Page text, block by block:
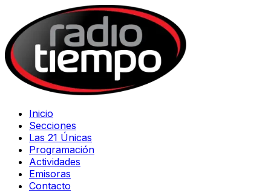
Inicio
Secciones
Las 21 Únicas
Programación
Actividades
Emisoras
Contacto